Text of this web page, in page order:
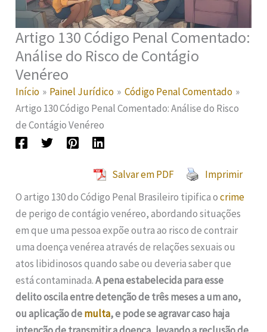
Artigo 130 Código Penal Comentado:
Análise do Risco de Contágio
Venéreo
Início Painel Jurídico
Código Penal Comentado
Artigo 130 Código Penal Comentado: Análise do Risco
de Contágio Venéreo
Salvar em PDF
Imprimir
O artigo 130 do Código Penal Brasileiro tipifica ocrime
de perigo de contágio venéreo, abordando situações
em que uma pessoa expõe outra ao risco de contrair
uma doença venérea através de relações sexuais ou
atos libidinosos quando sabe ou deveria saber que
está contaminada.A pena estabelecida para esse
delito oscila entre detenção de três meses a um ano,
ou aplicação demulta, e pode se agravar caso haja